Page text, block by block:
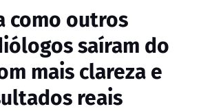
como outros
saíram do
mais clareza e
reais